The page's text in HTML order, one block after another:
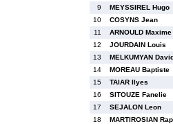
9
MEYSSIREL Hugo
10
COSYNS Jean
11
ARNOULD Maxime
12
JOURDAIN Louis
13
MELKUMYAN
14
MOREAU Baptiste
15
TAIAR Ilyes
16
SITOUZE Fanelie
17
SEJALON Leon
18
MARTIROSIAN